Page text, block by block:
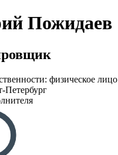
Пожидаев
физическое лицо
Петербург